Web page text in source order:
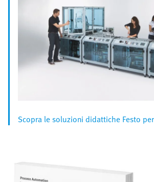
Scopra le soluzioni didattiche Festo